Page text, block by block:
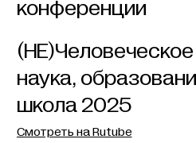
конференции
наука,
школа 2025
Смотреть на Rutube